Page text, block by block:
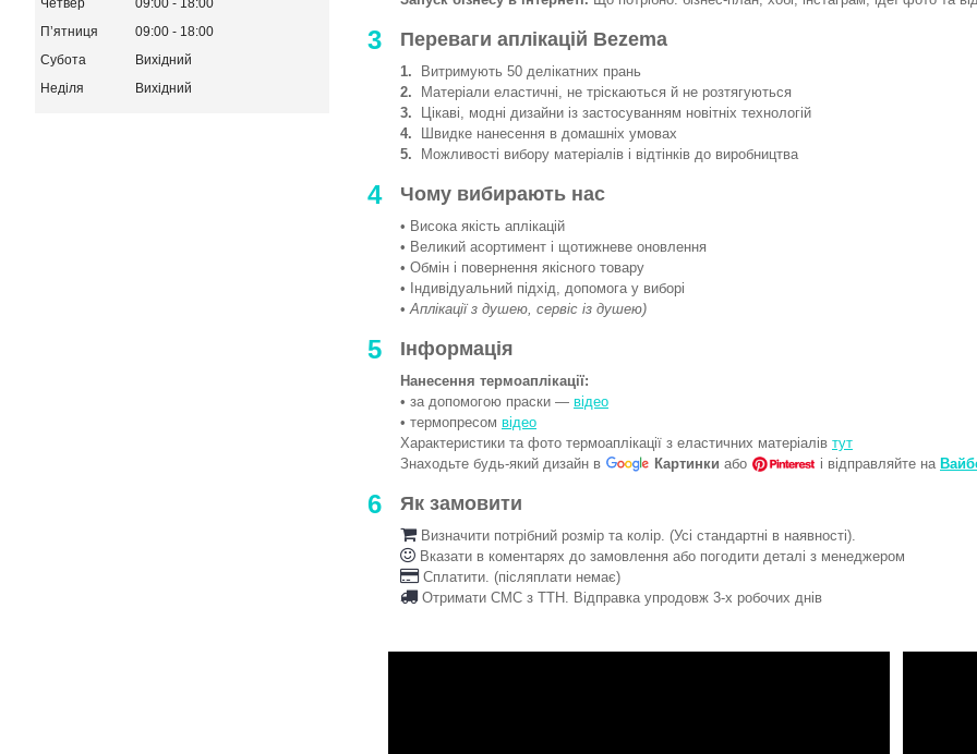
3 Переваги аплікацій Bezema
1. Витримують 50 делікатних прань
2. Матеріали еластичні, не тріскаються й не розтягуються
3. Цікаві, модні дизайни із застосуванням новітніх технологій
4. Швидке нанесення в домашніх умовах
5. Можливості вибору матеріалів і відтінків до виробництва
4 Чому вибирають нас
• Висока якість аплікацій
• Великий асортимент і щотижневе оновлення
• Обмін і повернення якісного товару
• Індивідуальний підхід, допомога у виборі
•Аплікації з душею, сервіс із душею)
5 Інформація
Нанесення термоаплікації:
• за допомогою праски — відео
• термопресом відео
Характеристики та фото термоаплікації з еластичних матеріалів тут
Знаходьте будь-який дизайн в
Картинки або і відправляйте на
6 Як замовити
Визначити потрібний розмір та колір. (Усі стандартні в наявності).
Вказати в коментарях до замовлення або погодити деталі з менеджером
Сплатити. (післяплати немає)
Отримати СМС з ТТН. Відправка упродовж 3-х робочих днів
Четвер
09:00
18:00
Пʼятниця
09:00
18:00
Субота
Вихідний
Неділя
Вихідний